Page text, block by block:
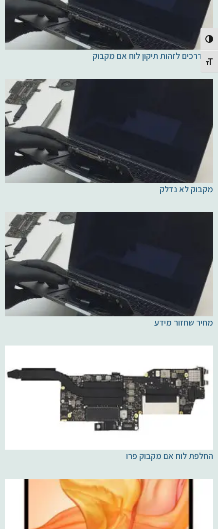
Toggle High Contrast
Toggle Font size
11 דרכים לזהות תיקון לוח אם מקבוק
מקבוק לא נדלק
מחיר שחזור מידע
החלפת לוח אם מקבוק פרו